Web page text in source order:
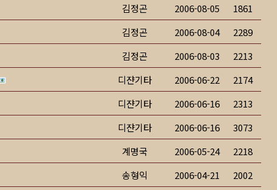
김정곤 2006-08-05
1861
김정곤 2006-08-04
2289
김정곤 2006-08-03
2213
디쟌기타 2006-06-22
2174
디쟌기타 2006-06-16
2313
디쟌기타 2006-06-16
3073
계명국 2006-05-24
2218
송형익 2006-04-21 2002